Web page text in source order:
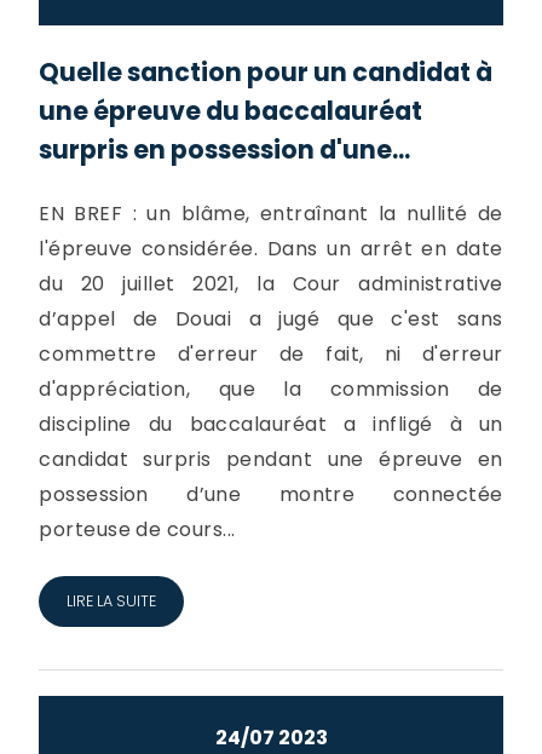
Quelle sanction pour un candidat à
une épreuve du baccalauréat
surpris en possession d'une...
EN BREF : un blâme, entraînant la nullité de
l'épreuve considérée. Dans un arrêt en date
du 20 juillet 2021, la Cour administrative
d’appel de Douai a jugé que c'est sans
commettre d'erreur de fait, ni d'erreur
d'appréciation, que la commission de
discipline du baccalauréat a infligé à un
candidat surpris pendant une épreuve en
possession d’une montre connectée
porteuse de cours...
LIRE LA SUITE
24/07 2023